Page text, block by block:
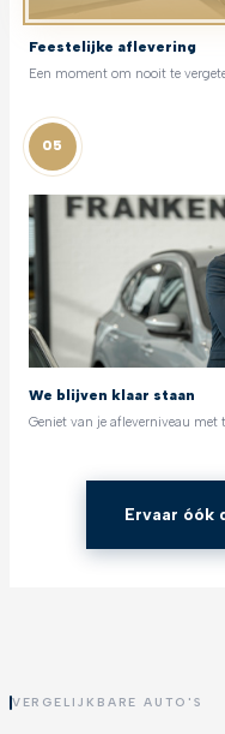
Feestelijke aflevering
Een moment om nooit te
05
We blijven klaar staan
Geniet van je afleverniveau met
Ervaar óók
VERGELIJKBARE AUTO'S